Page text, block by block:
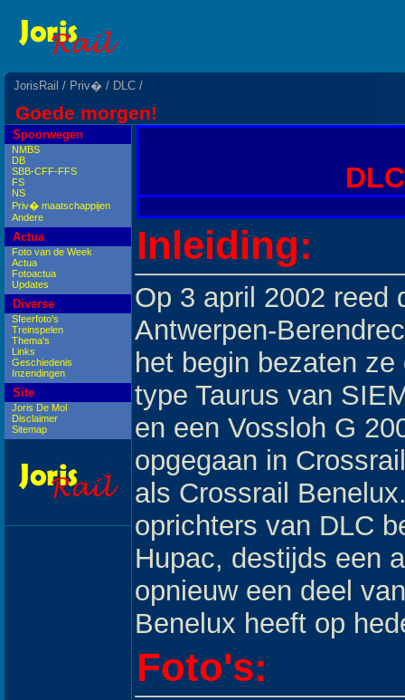
JorisRail / Priv� / DLC /
Goede morgen!
Spoorwegen
NMBS
DB
SBB-CFF-FFS
FS
NS
Priv� maatschappijen
Andere
Actua
Foto van de Week
Actua
Fotoactua
Updates
Diverse
Sfeerfoto's
Treinspelen
Thema's
Links
Geschiedenis
Inzendingen
Site
Joris De Mol
Disclaimer
Sitemap
Inleiding:
Op 3 april 2002 reed
Antwerpen-
het begin bezaten
type Taurus van
en een Vossloh G
opgegaan in
als Crossrail
oprichters van DLC
Hupac, destijds een
opnieuw een deel
Benelux heeft op
Foto's: